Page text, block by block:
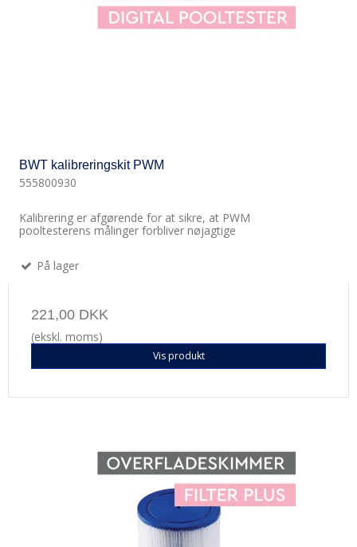
BWT kalibreringskit PWM
555800930
Kalibrering er afgørende for at sikre, at PWM
pooltesterens målinger forbliver nøjagtige
På lager
221,00 DKK
(ekskl. moms)
Vis produkt